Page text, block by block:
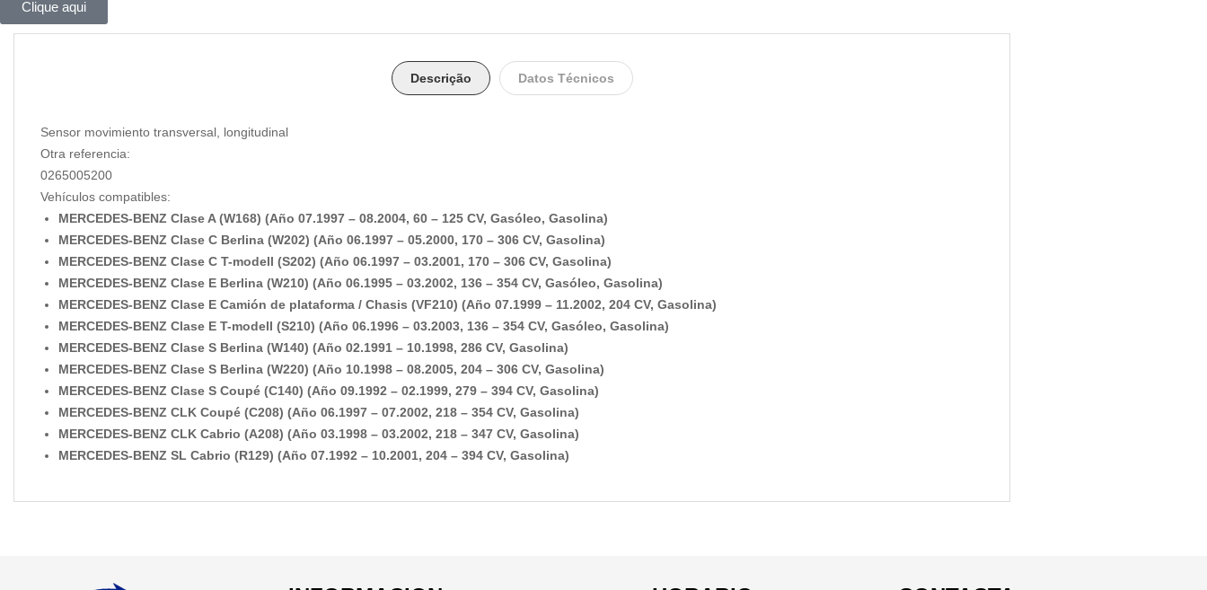
Clique aqui
Descrição Datos Técnicos
Sensor movimiento transversal, longitudinal
Otra referencia:
0265005200
Vehículos compatibles:
MERCEDES-BENZ Clase A (W168) (Año 07.1997 – 08.2004, 60 – 125 CV, Gasóleo, Gasolina)
MERCEDES-BENZ Clase C Berlina (W202) (Año 06.1997 – 05.2000, 170 – 306 CV, Gasolina)
MERCEDES-BENZ Clase C T-modell (S202) (Año 06.1997 – 03.2001, 170 – 306 CV, Gasolina)
MERCEDES-BENZ Clase E Berlina (W210) (Año 06.1995 – 03.2002, 136 – 354 CV, Gasóleo, Gasolina)
MERCEDES-BENZ Clase E Camión de plataforma / Chasis (VF210) (Año 07.1999 – 11.2002, 204 CV, Gasolina)
MERCEDES-BENZ Clase E T-modell (S210) (Año 06.1996 – 03.2003, 136 – 354 CV, Gasóleo, Gasolina)
MERCEDES-BENZ Clase S Berlina (W140) (Año 02.1991 – 10.1998, 286 CV, Gasolina)
MERCEDES-BENZ Clase S Berlina (W220) (Año 10.1998 – 08.2005, 204 – 306 CV, Gasolina)
MERCEDES-BENZ Clase S Coupé (C140) (Año 09.1992 – 02.1999, 279 – 394 CV, Gasolina)
MERCEDES-BENZ CLK Coupé (C208) (Año 06.1997 – 07.2002, 218 – 354 CV, Gasolina)
MERCEDES-BENZ CLK Cabrio (A208) (Año 03.1998 – 03.2002, 218 – 347 CV, Gasolina)
MERCEDES-BENZ SL Cabrio (R129) (Año 07.1992 – 10.2001, 204 – 394 CV, Gasolina)